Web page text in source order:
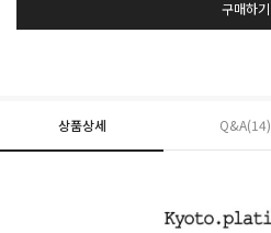
구매하기
상품상세 Q&A(14)